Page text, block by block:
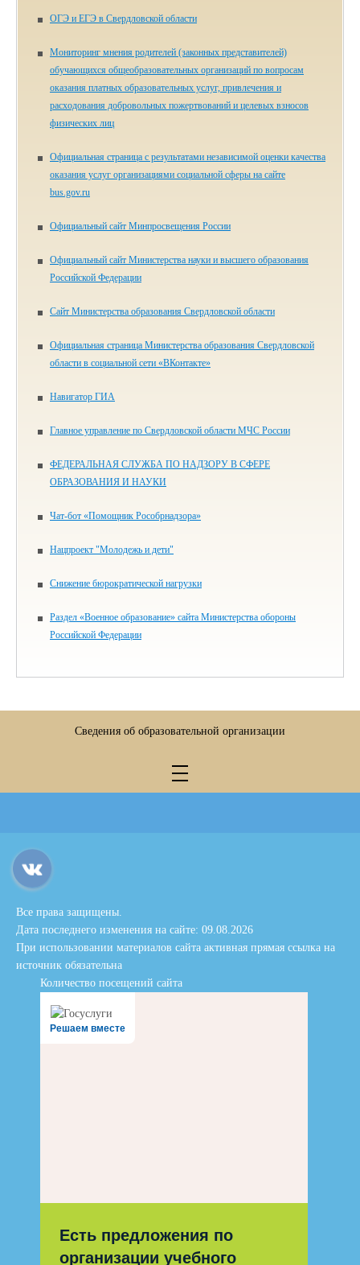
ОГЭ и ЕГЭ в Свердловской области
Мониторинг мнения родителей (законных представителей)
обучающихся общеобразовательных организаций по вопросам
оказания платных образовательных услуг, привлечения и
расходования добровольных пожертвований и целевых взносов
физических лиц
Официальная страница с результатами независимой оценки качества
оказания услуг организациями социальной сферы на сайте
bus.gov.ru
Официальный сайт Минпросвещения России
Официальный сайт Министерства науки и высшего образования
Российской Федерации
Сайт Министерства образования Свердловской области
Официальная страница Министерства образования Свердловской
области в социальной сети «ВКонтакте»
Навигатор ГИА
Главное управление по Свердловской области МЧС России
ФЕДЕРАЛЬНАЯ СЛУЖБА ПО НАДЗОРУ В СФЕРЕ
ОБРАЗОВАНИЯ И НАУКИ
Чат-бот «Помощник Рособрнадзора»
Нацпроект "Молодежь и дети"
Снижение бюрократической нагрузки
Раздел «Военное образование» сайта Министерства обороны
Российской Федерации
Сведения об образовательной организации
Все права защищены.
Дата последнего изменения на сайте: 09.08.2026
При использовании материалов сайта активная прямая ссылка на
источник обязательна
Количество посещений сайта
Решаем вместе
Есть предложения по
организации учебного